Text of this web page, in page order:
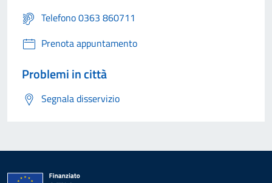
Telefono 0363 860711
Prenota appuntamento
Problemi in città
Segnala disservizio